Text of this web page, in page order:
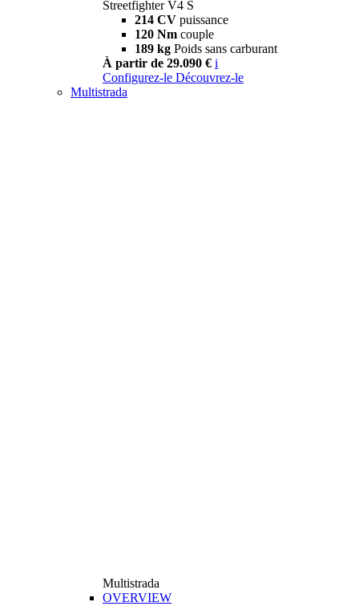
Streetfighter V4 S
214 CV puissance
120 Nm couple
189 kg Poids sans carburant
À partir de 29.090 € i
Configurez-le Découvrez-le
Multistrada
Multistrada
OVERVIEW